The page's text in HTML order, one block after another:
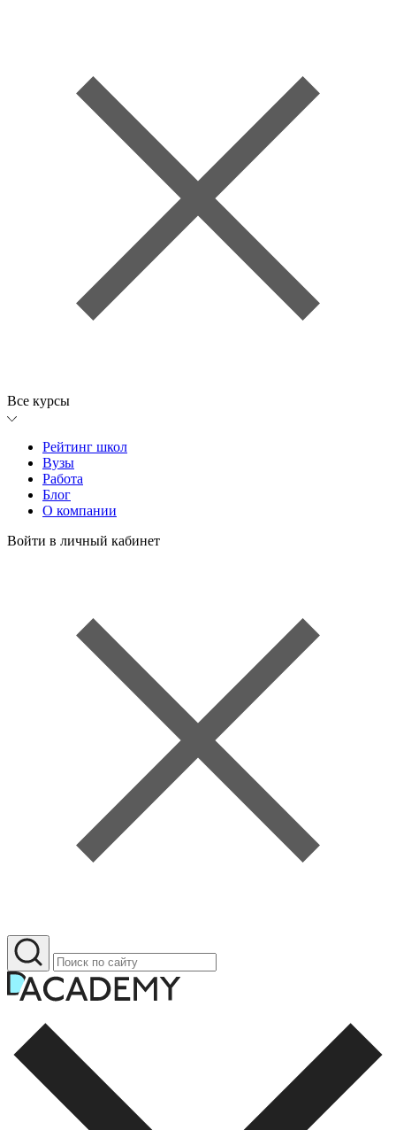
Все курсы
Рейтинг школ
Вузы
Работа
Блог
О компании
Войти в личный кабинет